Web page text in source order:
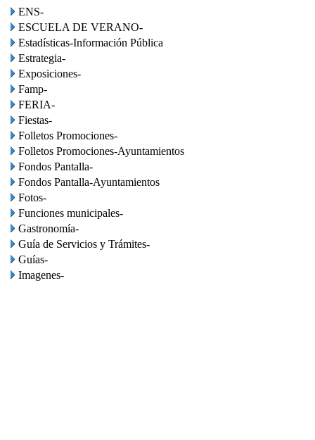
ENS-
ESCUELA DE VERANO-
Estadísticas-Información Pública
Estrategia-
Exposiciones-
Famp-
FERIA-
Fiestas-
Folletos Promociones-
Folletos Promociones-Ayuntamientos
Fondos Pantalla-
Fondos Pantalla-Ayuntamientos
Fotos-
Funciones municipales-
Gastronomía-
Guía de Servicios y Trámites-
Guías-
Imagenes-